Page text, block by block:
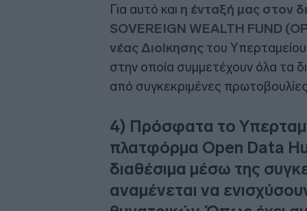
Για αυτό και η ένταξή μας στον
SOVEREIGN WEALTH FUND
νέας Διοίκησης του Υπερταμείου.
στην οποία συμμετέχουν όλα τα
από συγκεκριμένες
4) Πρόσφατα το
πλατφόρμα Open Data
διαθέσιμα μέσω της
αναμένεται να